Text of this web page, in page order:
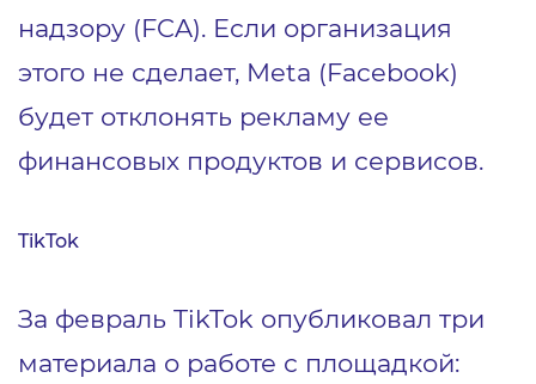
надзору (FCA). Если организация
этого не сделает, Meta (Facebook)
будет отклонять рекламу ее
финансовых продуктов и сервисов.
TikTok
За февраль TikTok опубликовал три
материала о работе с площадкой: